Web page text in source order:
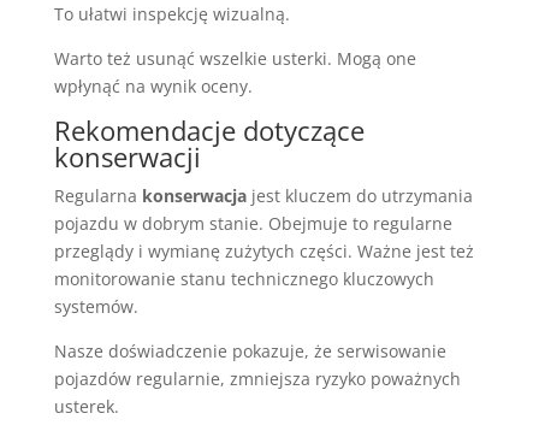
To ułatwi inspekcję wizualną.
Warto też usunąć wszelkie usterki. Mogą one
wpłynąć na wynik oceny.
Rekomendacje dotyczące
konserwacji
Regularna konserwacjajest kluczem do utrzymania
pojazdu w dobrym stanie. Obejmuje to regularne
przeglądy i wymianę zużytych części. Ważne jest też
monitorowanie stanu technicznego kluczowych
systemów.
Nasze doświadczenie pokazuje, że serwisowanie
pojazdów regularnie, zmniejsza ryzyko poważnych
usterek.